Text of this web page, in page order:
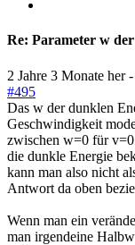
Re: Parameter w
2 Jahre 3 Monate her-
#495
Das w der dunklen
Geschwindigkeit
zwischen w=0 für
die dunkle Energie
kann man also nicht
Antwort da oben
Wenn man ein
man irgendeine